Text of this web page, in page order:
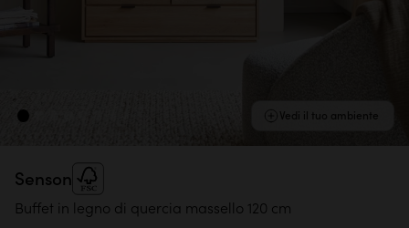
Vedi il tuo ambiente
Senson
Buffet in legno di quercia massello 120 cm